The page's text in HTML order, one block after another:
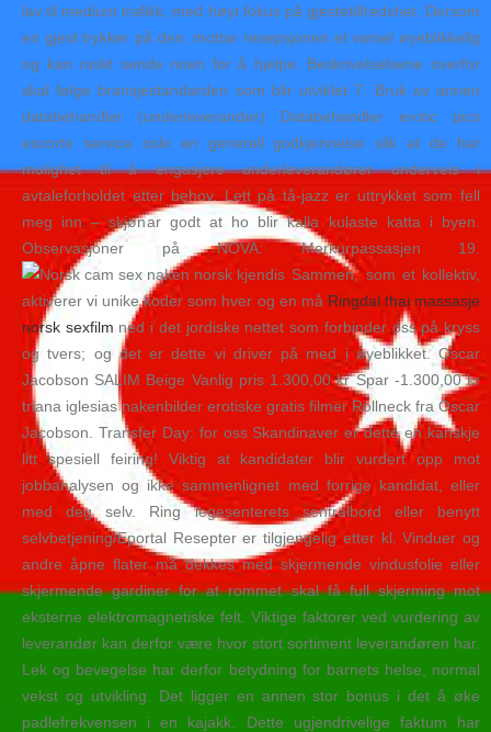
lav til medium trafikk, med høyt fokus på gjestetilfredshet. Dersom
en gjest trykker på den, mottar resepsjonen et varsel øyeblikkelig
og kan raskt sende noen for å hjelpe. Beskrivelselsene overfor
skal følge bransjestandarden som blir utviklet 7: Bruk av annen
databehandler (underleverandør) Databehandler erotic pics
escorte service oslo en generell godkjennelse slik at de har
mulighet til å engasjere underleverandører underveis i
avtaleforholdet etter behov. Lett på tå-jazz er uttrykket som fell
meg inn – skjønar godt at ho blir kalla kulaste katta i byen.
Observasjoner på NOVA: Merkurpassasjen 19.
Sammen, som et kollektiv,
aktiverer vi unike koder som hver og en må Ringdal thai massasje
norsk sexfilm ned i det jordiske nettet som forbinder oss på kryss
og tvers; og det er dette vi driver på med i øyeblikket. Oscar
Jacobson SALIM Beige Vanlig pris 1.300,00 kr Spar -1.300,00 kr
triana iglesias nakenbilder erotiske gratis filmer Rollneck fra Oscar
Jacobson. Transfer Day: for oss Skandinaver er dette en kanskje
litt spesiell feiring! Viktig at kandidater blir vurdert opp mot
jobbanalysen og ikke sammenlignet med forrige kandidat, eller
med deg selv. Ring legesenterets sentralbord eller benytt
selvbetjening/Eportal Resepter er tilgjengelig etter kl. Vinduer og
andre åpne flater må dekkes med skjermende vindusfolie eller
skjermende gardiner for at rommet skal få full skjerming mot
eksterne elektromagnetiske felt. Viktige faktorer ved vurdering av
leverandør kan derfor være hvor stort sortiment leverandøren har.
Lek og bevegelse har derfor betydning for barnets helse, normal
vekst og utvikling. Det ligger en annen stor bonus i det å øke
padlefrekvensen i en kajakk. Dette ugjendrivelige faktum har